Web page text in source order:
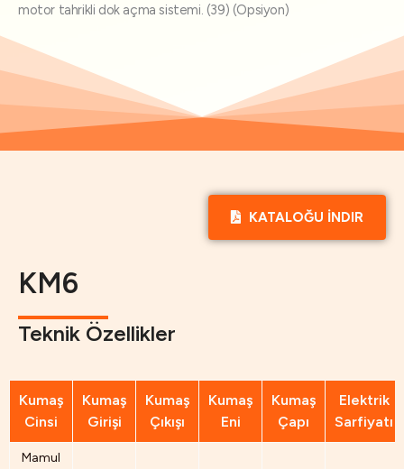
motor tahrikli dok açma sistemi. (39) (Opsiyon)
KATALOĞU İNDIR
KM6
Teknik Özellikler
Kumaş
Cinsi
Kumaş
Girişi
Kumaş
Çıkışı
Kumaş
Eni
Kumaş
Çapı
Elektrik
Sarfiyatı
Mamul